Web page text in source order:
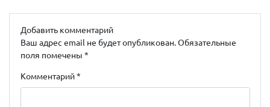
Добавить комментарий
Ваш адрес email не будет опубликован. Обязательные
поля помечены *
Комментарий*